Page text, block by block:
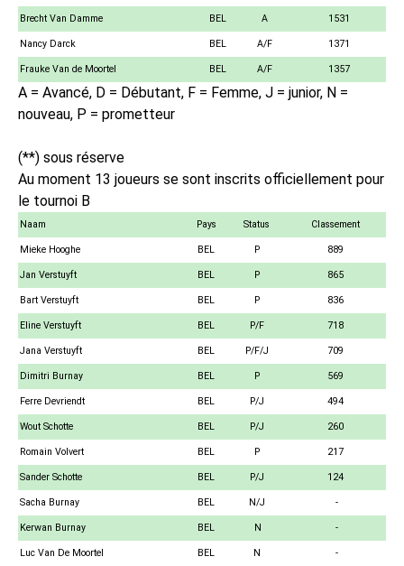
Brecht Van Damme BEL A 1531
Nancy Darck BEL A/F 1371
Frauke Van de Moortel BEL A/F 1357
A = Avancé, D = Débutant, F = Femme, J = junior, N =
nouveau, P = prometteur
(**) sous réserve
Au moment 13 joueurs se sont inscrits officiellement pour
le tournoi B
Naam Pays Status Classement
Mieke Hooghe BEL P 889
Jan Verstuyft BEL P 865
Bart Verstuyft BEL P 836
Eline Verstuyft BEL P/F 718
Jana Verstuyft BEL P/F/J 709
Dimitri Burnay BEL P 569
Ferre Devriendt BEL P/J 494
Wout Schotte BEL P/J 260
Romain Volvert BEL P 217
Sander Schotte BEL P/J 124
Sacha Burnay BEL N/J -
Kerwan Burnay BEL N -
Luc Van De Moortel BEL N -